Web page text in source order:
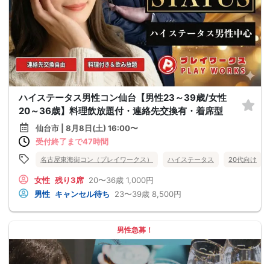
ハイステータス男性コン仙台【男性23～39歳/女性
20～36歳】料理飲放題付・連絡先交換有・着席型
仙台市 | 8月8日(土) 16:00〜
受付終了まで47時間
名古屋東海街コン（プレイワークス） ハイステータス 20代向け
女性 残り3席 20〜36歳 1,000円
男性 キャンセル待ち 23〜39歳 8,500円
男性急募！